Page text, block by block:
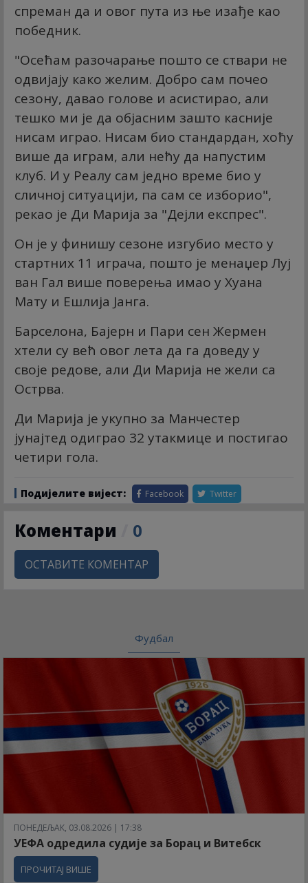
спреман да и овог пута из ње изађе као
победник.
"Осећам разочарање пошто се ствари не
одвијају како желим. Добро сам почео
сезону, давао голове и асистирао, али
тешко ми је да објасним зашто касније
нисам играо. Нисам био стандардан, хоћу
више да играм, али нећу да напустим
клуб. И у Реалу сам једно време био у
сличној ситуацији, па сам се изборио",
рекао је Ди Марија за "Дејли експрес".
Он је у финишу сезоне изгубио место у
стартних 11 играча, пошто је менаџер Луј
ван Гал више поверења имао у Хуана
Мату и Ешлија Јанга.
Барселона, Бајерн и Пари сен Жермен
хтели су већ овог лета да га доведу у
своје редове, али Ди Марија не жели са
Острва.
Ди Марија је укупно за Манчестер
јунајтед одиграо 32 утакмице и постигао
четири гола.
Подијелите вијест: Facebook Twitter
Коментари 0
ОСТАВИТЕ КОМЕНТАР
Фудбал
ПОНЕДЕЉАК, 03.08.2026 | 17:38
УЕФА одредила судије за Борац и Витебск
ПРОЧИТАЈ ВИШЕ